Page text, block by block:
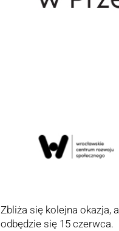
Zbliża się kolejna okazja,
odbędzie się 15 czerwca.